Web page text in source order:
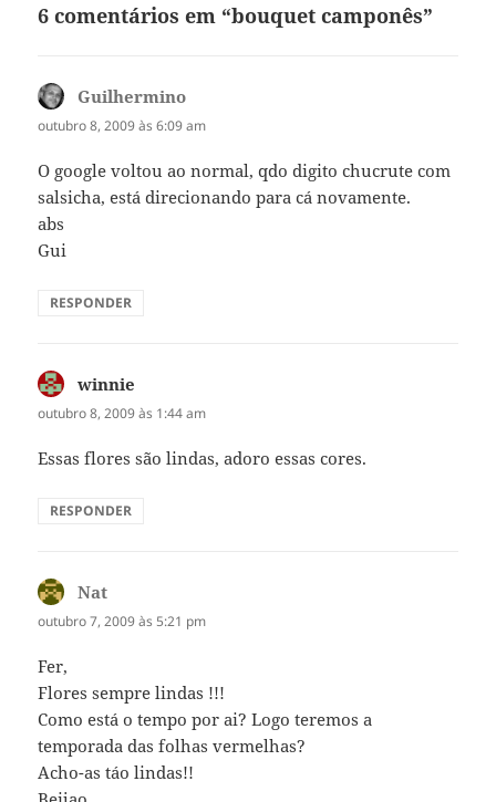
6 comentários em “bouquet camponês”
Guilhermino
outubro 8, 2009 às 6:09 am
O google voltou ao normal, qdo digito chucrute com
salsicha, está direcionando para cá novamente.
abs
Gui
RESPONDER
winnie
outubro 8, 2009 às 1:44 am
Essas flores são lindas, adoro essas cores.
RESPONDER
Nat
outubro 7, 2009 às 5:21 pm
Fer,
Flores sempre lindas !!!
Como está o tempo por ai? Logo teremos a
temporada das folhas vermelhas?
Acho-as táo lindas!!